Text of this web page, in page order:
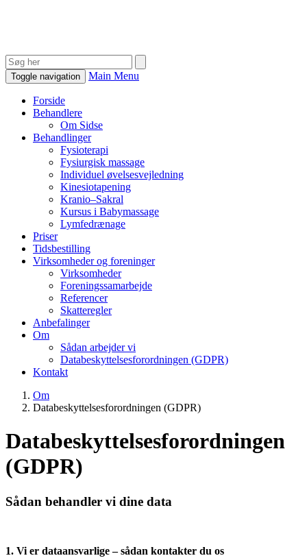
Toggle navigation Main Menu
Forside
Behandlere
Om Sidse
Behandlinger
Fysioterapi
Fysiurgisk massage
Individuel øvelsesvejledning
Kinesiotapening
Kranio–Sakral
Kursus i Babymassage
Lymfedrænage
Priser
Tidsbestilling
Virksomheder og foreninger
Virksomheder
Foreningssamarbejde
Referencer
Skatteregler
Anbefalinger
Om
Sådan arbejder vi
Databeskyttelsesforordningen (GDPR)
Kontakt
Om
Databeskyttelsesforordningen (GDPR)
Databeskyttelsesforordningen
(GDPR)
Sådan behandler vi dine data
1. Vi er dataansvarlige – sådan kontakter du os